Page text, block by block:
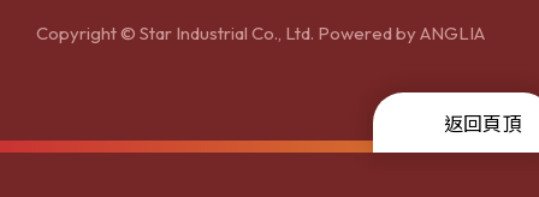
Copyright © Star Industrial Co., Ltd. Powered byANGLIA
返回頁頂